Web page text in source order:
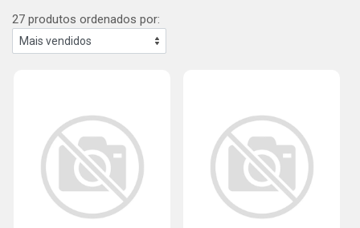
27 produtos ordenados por: